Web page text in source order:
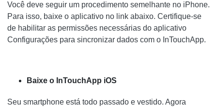
Você deve seguir um procedimento semelhante no iPhone.
Para isso, baixe o aplicativo no link abaixo. Certifique-se
de habilitar as permissões necessárias do aplicativo
Configurações para sincronizar dados com o InTouchApp.
Baixe o InTouchApp iOS
Seu smartphone está todo passado e vestido. Agora